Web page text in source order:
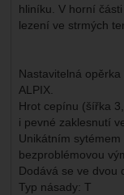
hliníku. V horní
lezení ve strmých
Nastavitelná
ALPIX.
Hrot cepínu (šířka
i pevné zaklesnutí
Unikátním
bezproblémovou
Dodává se ve dvou
Typ násady: T